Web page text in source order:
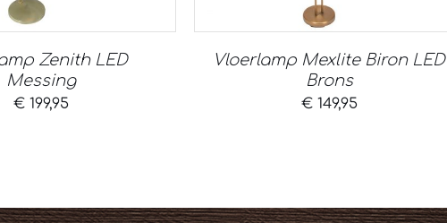
Zenith LED
Messing
€199,95
Vloerlamp Mexlite Biron LED
Brons
€149,95